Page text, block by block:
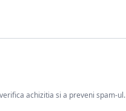
achizitia si a preveni spam-ul.